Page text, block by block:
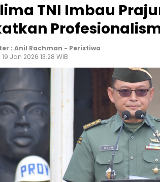
TNI Imbau
: Anil Rachman - Peristiwa
19 Jan 2026 13:28 WIB